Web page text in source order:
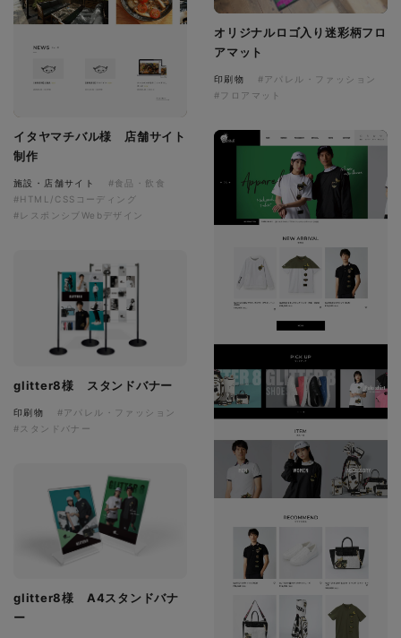
イタヤマチバル様 店舗サイト
制作
施設・店舗サイト
#食品・飲食
#HTML/CSSコーディング
#レスポンシブWebデザイン
オリジナルロゴ入り迷彩柄フロ
アマット
印刷物
#アパレル・ファッション
#フロアマット
glitter8様 スタンドバナー
印刷物
#アパレル・ファッション
#スタンドバナー
glitter8様 A4スタンドバナ
ー